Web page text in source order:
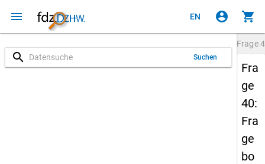
menu EN account_circle shopping_cart
search Suchen
Frage
Fra
ge
40:
Fra
ge
bo